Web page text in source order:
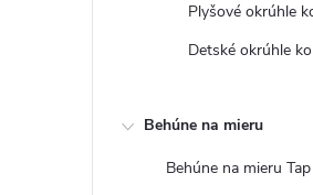
Plyšové okrúhle
Detské okrúhle
Behúne na mieru
Behúne na mieru Tap